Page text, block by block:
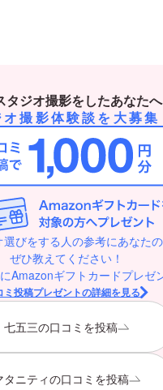
タジオ撮影をしたあなたへ
撮影体験談を大募集
びをする人の参考にあなた
ぜひ教えてください！
Amazonギフトカードプレゼ
ミ投稿プレゼントの詳細を見る
七五三の口コミを投稿
タニティの口コミを投稿